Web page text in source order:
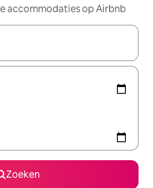
accommodaties op Airbnb
zijn, maak je een keuze
Zoeken